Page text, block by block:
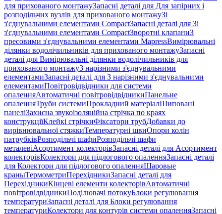
для прихованого монтажуЗапасні деталі для Для запірних і
розподільчих вузлів для прихованого монтажуЗі
з'єднувальними елементами CompactЗапасні деталі для Зі
з'єднувальними елементами CompactЗворотні клапаниЗ
пресовими з'єднувальними елементами MapressВимірювальні
ділянки водолічильників для прихованого монтажуЗапасні
деталі для Вимірювальні ділянки водолічильників для
прихованого монтажуЗ нарізними з'єднувальними
елементамиЗапасні деталі для З нарізними з'єднувальними
елементамиПовітровідвідники для системи
опаленняАвтоматичні повітровідвідникиПанельне
опаленняТруби системиПрокладний матеріалШиповані
панеліЗахисна звукоізоляційна стрічка по краях
конструкціїКлейкі стрічкиФіксатори трубДобавки до
вирівнювальної стяжкиТемпературні швиОпори колін
патрубківРозподільчі шафиРозподільчі шафи
металевіАсортимент колекторівЗапасні деталі для Асортимент
колекторівКолектори для підлогового опаленняЗапасні деталі
для Колектори для підлогового опаленняШаровые
краныТермометриПерехідникиЗапасні деталі для
ПерехідникиКінцеві елементи колекторівАвтоматичні
повітровідвідникиПоділювачі потокуБлоки регулювання
температуриЗапасні деталі для Блоки регулювання
температуриКолектори для контурів системи опаленняЗапасні